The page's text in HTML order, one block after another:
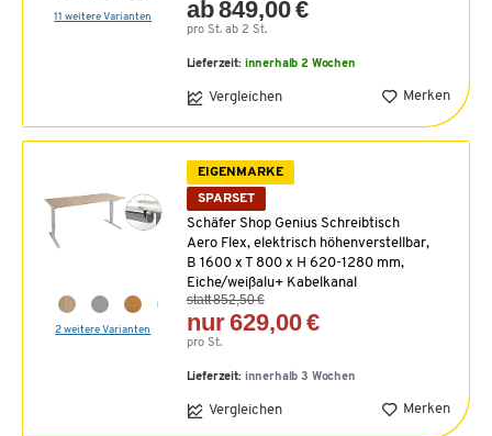
11 weitere Varianten ab 849,00 €
pro St. ab 2 St.
Lieferzeit: innerhalb 2 Wochen
Vergleichen Merken
2 weitere Varianten
EIGENMARKE
SPARSET
Schäfer Shop Genius Schreibtisch
Aero Flex, elektrisch höhenverstellbar,
B 1600 x T 800 x H 620-1280 mm,
Eiche/weißalu+ Kabelkanal
statt 852,50 €
nur 629,00 €
pro St.
Lieferzeit: innerhalb 3 Wochen
Vergleichen Merken